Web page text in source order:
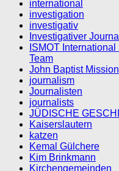
international
investigation
investigativ
Investigativer
ISMOT
Team
John Baptist
journalism
Journalisten
journalists
JÜDISCHE
Kaiserslautern
katzen
Kemal Gülchere
Kim Brinkmann
Kirchengemeinden